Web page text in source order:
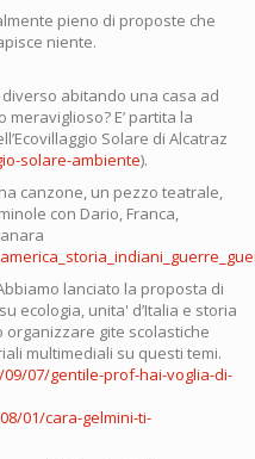
pieno di proposte che
niente.
abitando una casa ad
E’ partita la
Solare di Alcatraz
solare-ambiente).
canzone, un pezzo teatrale,
con Dario, Franca,
lanciato la proposta di
ecologia, unita' d’Italia e storia
gite scolastiche
multimediali su questi temi.
07/gentile-prof-hai-voglia-di-
01/cara-gelmini-ti-